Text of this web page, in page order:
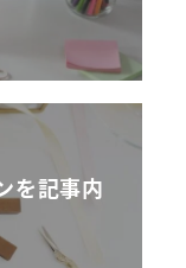
を記事内